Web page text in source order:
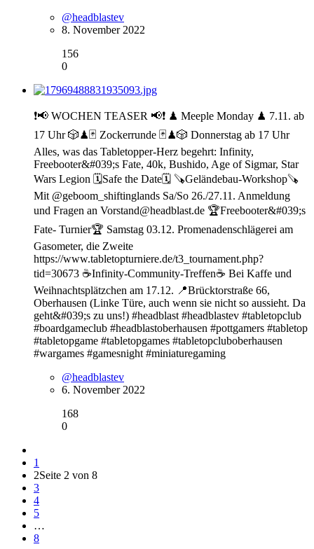
@headblastev
8. November 2022
156
0
❗️📢 WOCHEN TEASER 📢❗️ ♟ Meeple Monday ♟ 7.11. ab
17 Uhr 🎲♟🃏 Zockerrunde 🃏♟🎲 Donnerstag ab 17 Uhr
Alles, was das Tabletopper-Herz begehrt: Infinity,
Freebooter&#039;s Fate, 40k, Bushido, Age of Sigmar, Star
Wars Legion 🗓Safe the Date🗓 🪚Geländebau-Workshop🪚
Mit @geboom_shiftinglands Sa/So 26./27.11. Anmeldung
und Fragen an Vorstand@headblast.de 🏆Freebooter&#039;s
Fate- Turnier🏆 Samstag 03.12. Promenadenschlägerei am
Gasometer, die Zweite
https://www.tabletopturniere.de/t3_tournament.php?
tid=30673 ☕️Infinity-Community-Treffen☕️ Bei Kaffe und
Weihnachtsplätzchen am 17.12. 📍Brücktorstraße 66,
Oberhausen (Linke Türe, auch wenn sie nicht so aussieht. Da
geht&#039;s zu uns!) #headblast #headblastev #tabletopclub
#boardgameclub #headblastoberhausen #pottgamers #tabletop
#tabletopgame #tabletopgames #tabletopcluboberhausen
#wargames #gamesnight #miniaturegaming
@headblastev
6. November 2022
168
0
1
2Seite 2 von 8
3
4
5
…
8